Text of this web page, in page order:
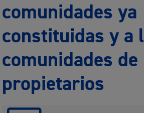
comunidades ya
constituidas y a
comunidades de
propietarios